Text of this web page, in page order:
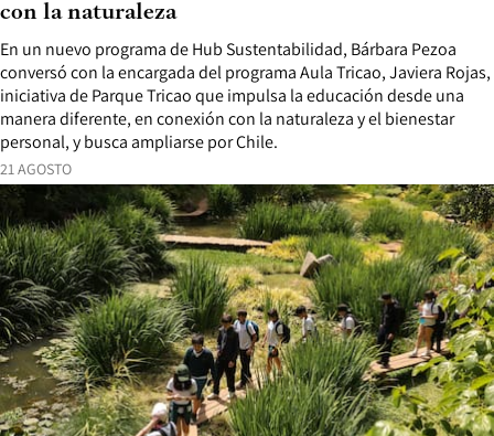
21 AGOSTO
En un nuevo programa de Hub Sustentabilidad, Bárbara Pezoa
conversó con la encargada del programa Aula Tricao, Javiera Rojas,
iniciativa de Parque Tricao que impulsa la educación desde una
manera diferente, en conexión con la naturaleza y el bienestar
personal, y busca ampliarse por Chile.
con la naturaleza